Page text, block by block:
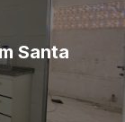
Santa